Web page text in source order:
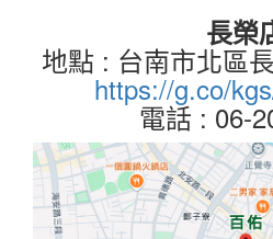
長榮
地點 : 台南市北區
https://g.co/
電話 : 06-